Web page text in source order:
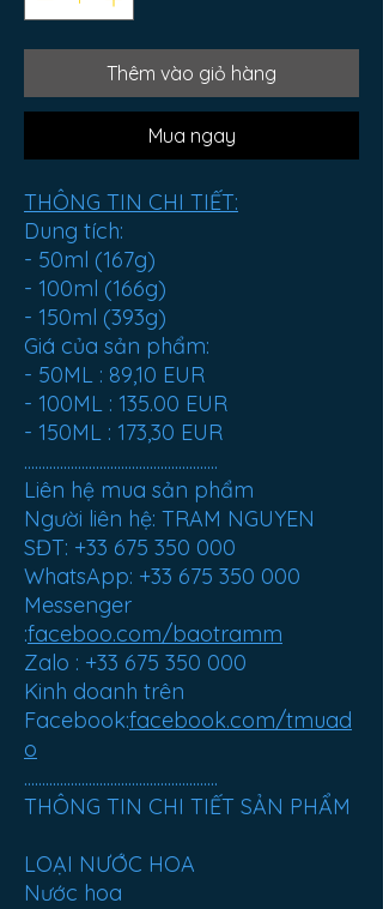
Thêm vào giỏ hàng
Mua ngay
THÔNG TIN CHI TIẾT:
Dung tích:
- 50ml (167g)
- 100ml (166g)
- 150ml (393g)
Giá của sản phẩm:
- 50ML : 89,10 EUR
- 100ML : 135.00 EUR
- 150ML : 173,30 EUR
......................................................
Liên hệ mua sản phẩm
Người liên hệ: TRAM NGUYEN
SĐT: +33 675 350 000
WhatsApp: +33 675 350 000
Messenger
:faceboo.com/baotramm
Zalo : +33 675 350 000
Kinh doanh trên
Facebook:facebook.com/tmuad
o
......................................................
THÔNG TIN CHI TIẾT SẢN PHẨM
LOẠI NƯỚC HOA
Nước hoa